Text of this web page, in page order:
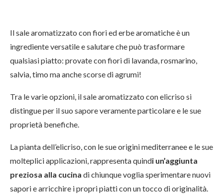
Il sale aromatizzato con fiori ed erbe aromatiche è un
ingrediente versatile e salutare che può trasformare
qualsiasi piatto: provate con fiori di lavanda, rosmarino,
salvia, timo ma anche scorse di agrumi!
Tra le varie opzioni, il sale aromatizzato con elicriso si
distingue per il suo sapore veramente particolare e le sue
proprietà benefiche.
La pianta dell’elicriso, con le sue origini mediterranee e le sue
molteplici applicazioni, rappresenta quindi un’aggiunta
preziosa alla cucina di chiunque voglia sperimentare nuovi
sapori e arricchire i propri piatti con un tocco di originalità.